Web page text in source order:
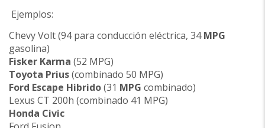
Ejemplos:
Chevy Volt (94 para conducción eléctrica, 34MPG
gasolina)
Fisker Karma (52 MPG)
Toyota Prius(combinado 50 MPG)
Ford Escape Hibrido(31 MPG combinado)
Lexus CT 200h (combinado 41 MPG)
Honda Civic